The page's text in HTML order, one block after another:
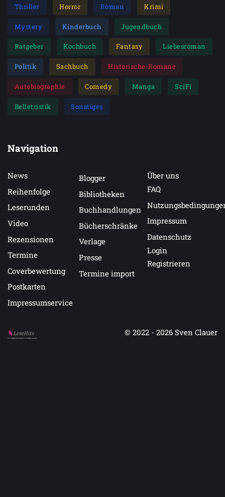
Thriller Horror Roman Krimi
Mystery Kinderbuch Jugendbuch
Ratgeber Kochbuch Fantasy Liebesroman
Politik Sachbuch Historische-Romane
Autobiographie Comedy Manga SciFi
Belletristik Sonstiges
Navigation
News
Reihenfolge
Leserunden
Video
Rezensionen
Termine
Coverbewertung
Postkarten
Impressumservice
Blogger
Bibliotheken
Buchhandlungen
Bücherschränke
Verlage
Presse
Termine import
Über uns
FAQ
Impressum
Datenschutz
Login
Registrieren
Auf LeseHits.de findest Du die besten Bücher.
© 2022 - 2026 Sven Clauer